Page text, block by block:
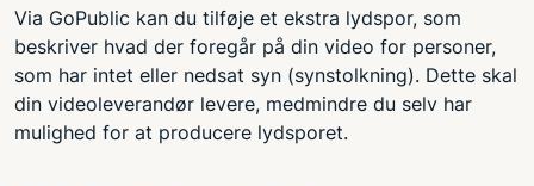
Via GoPublic kan du tilføje et ekstra lydspor, som
beskriver hvad der foregår på din video for personer,
som har intet eller nedsat syn (synstolkning). Dette skal
din videoleverandør levere, medmindre du selv har
mulighed for at producere lydsporet.